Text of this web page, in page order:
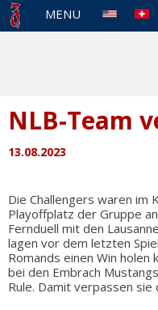
MENU
NLB-Team
13.08.2023
Die Challengers waren im
Playoffplatz der Gruppe
Fernduell mit den
lagen vor dem letzten
Romands einen Win holen
bei den Embrach
Rule. Damit verpassen sie